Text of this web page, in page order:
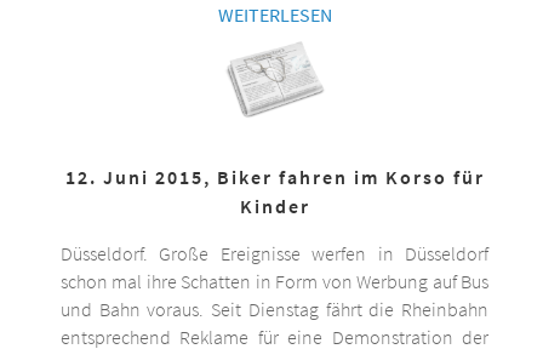
WEITERLESEN
12. Juni 2015, Biker fahren im Korso für
Kinder
Düsseldorf. Große Ereignisse werfen in Düsseldorf
schon mal ihre Schatten in Form von Werbung auf Bus
und Bahn voraus. Seit Dienstag fährt die Rheinbahn
entsprechend Reklame für eine Demonstration der